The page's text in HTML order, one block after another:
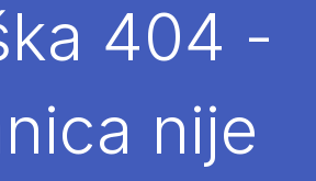
404 -
nije